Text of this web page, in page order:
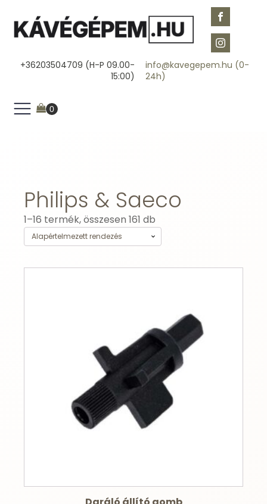
+36203504709 (H-P 09.00-
15:00)
info@kavegepem.hu (0-
24h)
Philips & Saeco
1–16 termék, összesen 161 db